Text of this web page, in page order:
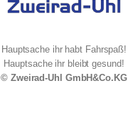
Hauptsache ihr habt Fahrspaß!
Hauptsache ihr bleibt gesund!
© Zweirad-Uhl GmbH&Co.KG